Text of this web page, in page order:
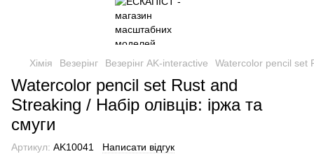
Хімія Везерінг Везерінг AK-interactive Watercolor pencil set
Watercolor pencil set Rust and
Streaking / Набір олівців: іржа та
смуги
Артикул: AK10041 Написати відгук